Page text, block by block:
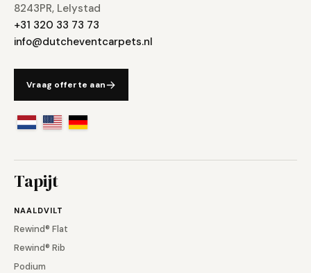
8243PR, Lelystad
+31 320 33 73 73
info@dutcheventcarpets.nl
Vraag offerte aan
Tapijt
NAALDVILT
Rewind® Flat
Rewind® Rib
Podium